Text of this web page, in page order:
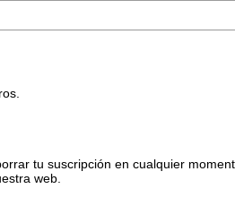
tu suscripción en cualquier
web.